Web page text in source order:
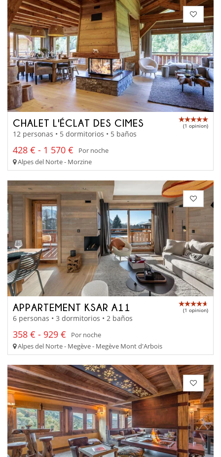
CHALET L'ÉCLAT DES CIMES (1 opinion)
12 personas • 5 dormitorios • 5 baños
428 € - 1 570 €
Por noche
Alpes del Norte - Morzine
APPARTEMENT KSAR A11 (1 opinion)
6 personas • 3 dormitorios • 2 baños
358 € - 929 €
Por noche
Alpes del Norte - Megève - Megève Mont d'Arbois